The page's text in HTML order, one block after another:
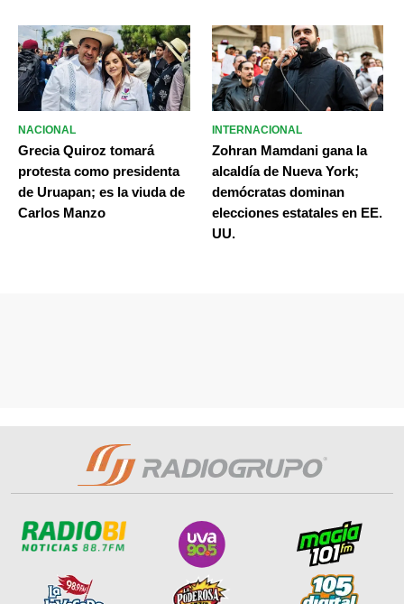
NACIONAL
Grecia Quiroz tomará
protesta como presidenta
de Uruapan; es la viuda de
Carlos Manzo
INTERNACIONAL
Zohran Mamdani gana la
alcaldía de Nueva York;
demócratas dominan
elecciones estatales en EE.
UU.